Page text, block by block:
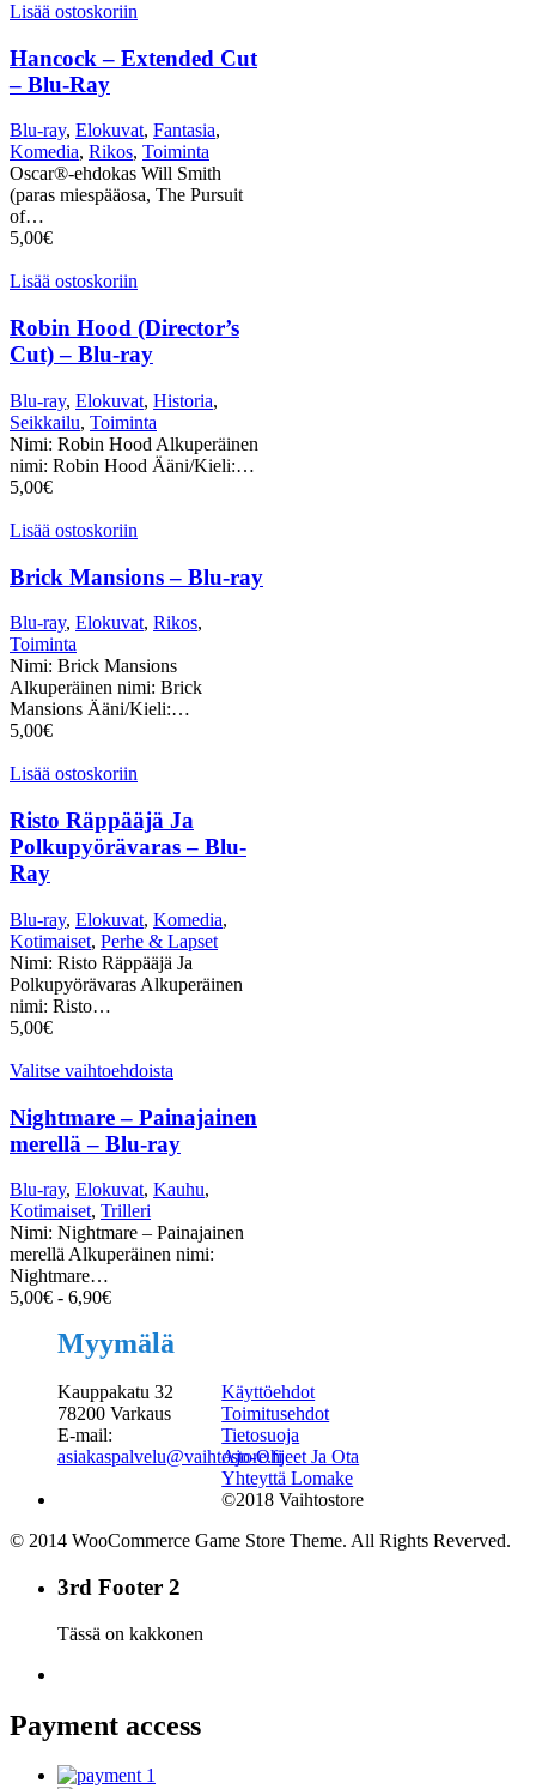
Lisää ostoskoriin
Hancock – Extended Cut
– Blu-Ray
Blu-ray, Elokuvat, Fantasia,
Komedia, Rikos, Toiminta
Oscar®-ehdokas Will Smith
(paras miespääosa, The Pursuit
of…
5,00€
Lisää ostoskoriin
Robin Hood (Director’s
Cut) – Blu-ray
Blu-ray, Elokuvat, Historia,
Seikkailu, Toiminta
Nimi: Robin Hood Alkuperäinen
nimi: Robin Hood Ääni/Kieli:…
5,00€
Lisää ostoskoriin
Brick Mansions – Blu-ray
Blu-ray, Elokuvat, Rikos,
Toiminta
Nimi: Brick Mansions
Alkuperäinen nimi: Brick
Mansions Ääni/Kieli:…
5,00€
Lisää ostoskoriin
Risto Räppääjä Ja
Polkupyörävaras – Blu-
Ray
Blu-ray, Elokuvat, Komedia,
Kotimaiset, Perhe & Lapset
Nimi: Risto Räppääjä Ja
Polkupyörävaras Alkuperäinen
nimi: Risto…
5,00€
Valitse vaihtoehdoista
Nightmare – Painajainen
merellä – Blu-ray
Blu-ray, Elokuvat, Kauhu,
Kotimaiset, Trilleri
Nimi: Nightmare – Painajainen
merellä Alkuperäinen nimi:
Nightmare…
5,00€ - 6,90€
Myymälä
Kauppakatu 32
78200 Varkaus
E-mail:
asiakaspalvelu@vaihtostore.fi
Käyttöehdot
Toimitusehdot
Tietosuoja
Ajo-Ohjeet Ja Ota
Yhteyttä Lomake
©2018 Vaihtostore
© 2014 WooCommerce Game Store Theme. All Rights Reverved.
3rd Footer 2
Tässä on kakkonen
Payment access